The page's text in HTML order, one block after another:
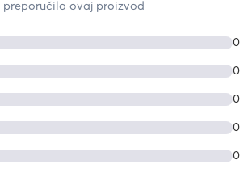
0
0
0
0
0
preporučilo ovaj proizvod